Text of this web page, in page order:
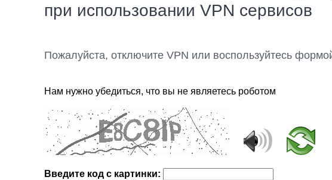
при использовании VPN сервисов
Пожалуйста, отключите VPN или воспользуйтесь
Нам нужно убедиться, что вы не являетесь роботом
Введите код с картинки: